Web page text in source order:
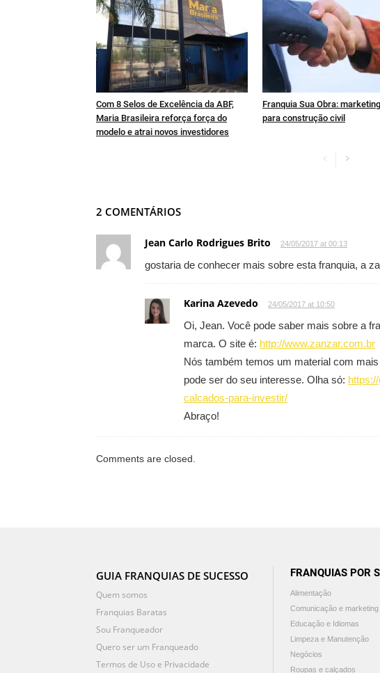
Com 8 Selos de Excelência da ABF,
Maria Brasileira reforça força do
modelo e atrai novos investidores
Franquia Sua Obra:
para construção civil
2 COMENTÁRIOS
Jean Carlo Rodrigues Brito 24/05/2017 at 00:13
gostaria de conhecer mais sobre esta franquia, a
Karina Azevedo 24/05/2017 at 10:50
Oi, Jean. Você pode saber mais sobre a
marca. O site é: http://www.zanzar.com.br
Nós também temos um material com
pode ser do seu interesse. Olha só:
calcados-para-investir/
Abraço!
Comments are closed.
GUIA FRANQUIAS DE SUCESSO
Quem somos
Franquias Baratas
Sou Franqueador
Quero ser um Franqueado
Termos de Uso e Privacidade
FRANQUIAS POR
Alimentação
Comunicação e marketing
Educação e Idiomas
Limpeza e Manutenção
Negócios
Roupas e calçados